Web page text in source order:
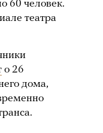
60 человек.
театра
о 26
дома,